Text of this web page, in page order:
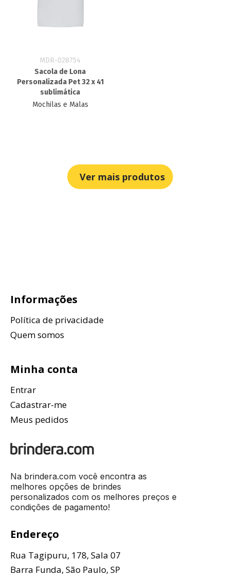
MDR-028754
Sacola de Lona
Personalizada Pet 32 x 41
sublimática
Mochilas e Malas
Ver mais produtos
Informações
Política de privacidade
Quem somos
Minha conta
Entrar
Cadastrar-me
Meus pedidos
Na brindera.com você encontra as
melhores opções de brindes
personalizados com os melhores preços e
condições de pagamento!
Endereço
Rua Tagipuru, 178, Sala 07
Barra Funda, São Paulo, SP